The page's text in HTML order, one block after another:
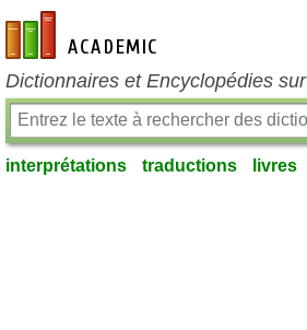
fr-academic.com
Dictionnaires et Encyclopédies
interprétations traductions livres